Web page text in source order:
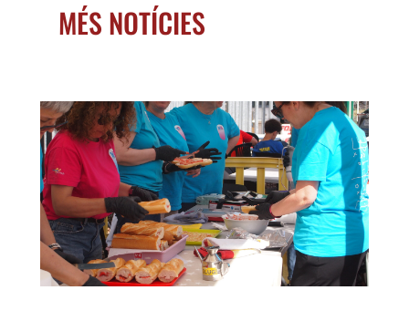
MÉS NOTÍCIES